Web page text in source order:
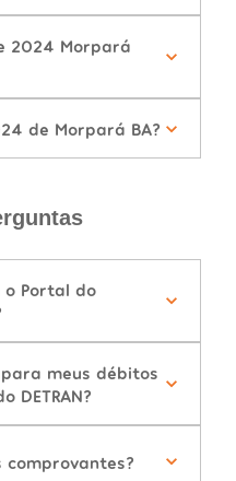
2024 Morpará
de Morpará BA?
o Portal do
meus débitos
DETRAN?
comprovantes?